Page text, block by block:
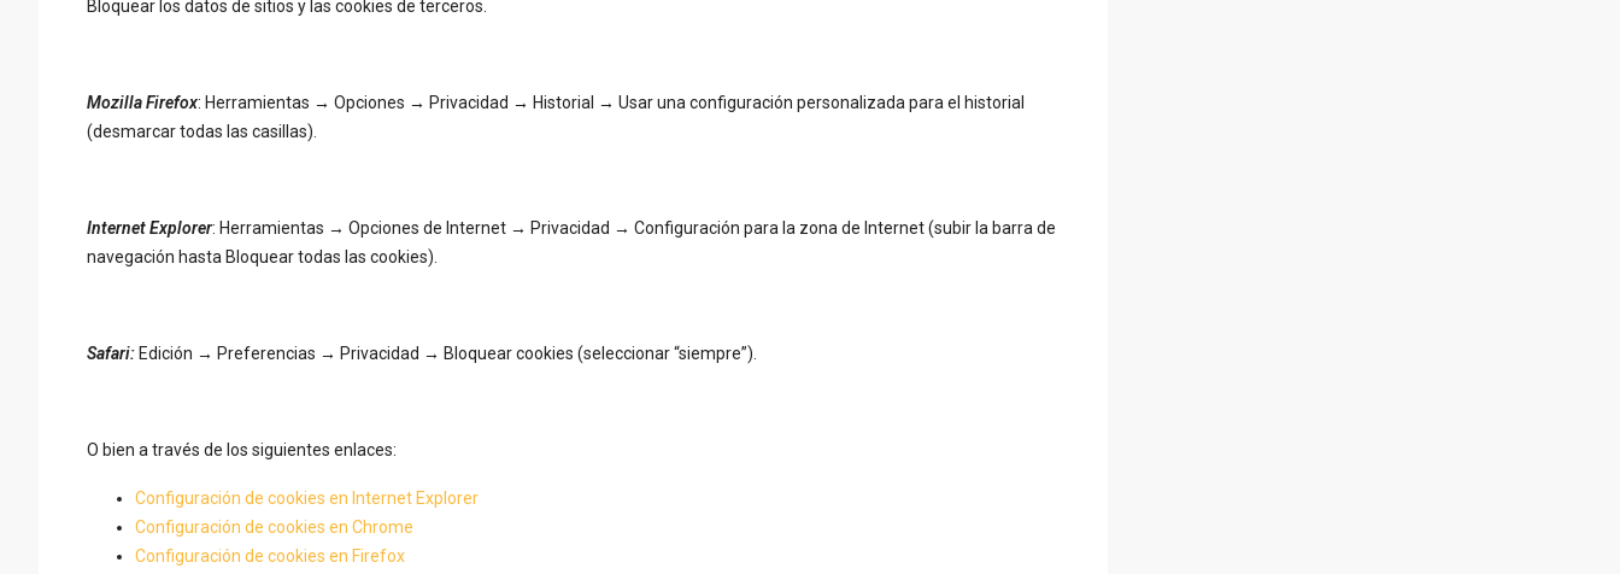
Bloquear los datos de sitios y las cookies de terceros.
Mozilla Firefox: Herramientas → Opciones → Privacidad → Historial → Usar una configuración personalizada para el historial
(desmarcar todas las casillas).
Internet Explorer: Herramientas → Opciones de Internet → Privacidad → Configuración para la zona de Internet (subir la barra de
navegación hasta Bloquear todas las cookies).
Safari: Edición → Preferencias → Privacidad → Bloquear cookies (seleccionar “siempre”).
O bien a través de los siguientes enlaces:
Configuración de cookies en Internet Explorer
Configuración de cookies en Chrome
Configuración de cookies en Firefox